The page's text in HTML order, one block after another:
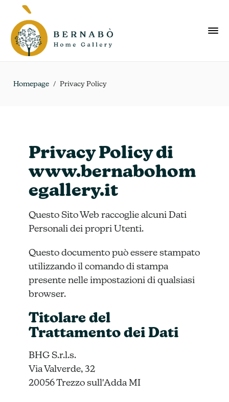
Homepage / Privacy Policy
Privacy Policy di
www.bernabohom
egallery.it
Questo Sito Web raccoglie alcuni Dati
Personali dei propri Utenti.
Questo documento può essere stampato
utilizzando il comando di stampa
presente nelle impostazioni di qualsiasi
browser.
Titolare del
Trattamento dei Dati
BHG S.r.l.s.
Via Valverde, 32
20056 Trezzo sull'Adda MI